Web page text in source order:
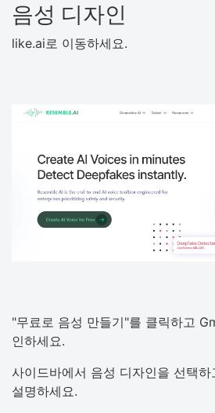
음성 디자인
like.ai로 이동하세요.
"무료로 음성 만들기"를 클릭하고
인하세요.
사이드바에서 음성 디자인을 선택
설명하세요.